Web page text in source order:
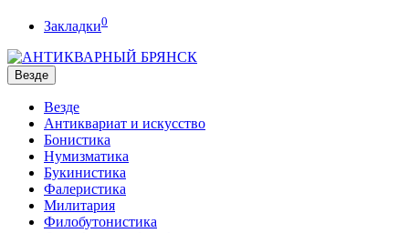
Закладки0
Везде
Везде
Антиквариат и искусство
Бонистика
Нумизматика
Букинистика
Фалеристика
Милитария
Филобутонистика